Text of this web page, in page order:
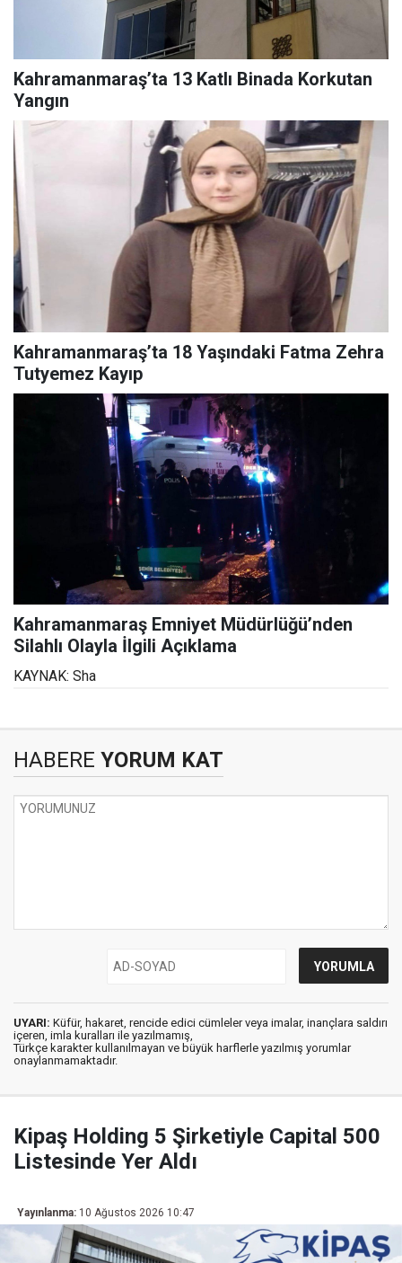
Kahramanmaraş’ta 13 Katlı Binada Korkutan
Yangın
Kahramanmaraş’ta 18 Yaşındaki Fatma Zehra
Tutyemez Kayıp
Kahramanmaraş Emniyet Müdürlüğü’nden
Silahlı Olayla İlgili Açıklama
KAYNAK: Sha
HABERE YORUM KAT
UYARI: Küfür, hakaret, rencide edici cümleler veya imalar, inançlara saldırı
içeren, imla kuralları ile yazılmamış,
Türkçe karakter kullanılmayan ve büyük harflerle yazılmış yorumlar
onaylanmamaktadır.
Kipaş Holding 5 Şirketiyle Capital 500
Listesinde Yer Aldı
Yayınlanma: 10 Ağustos 2026 10:47